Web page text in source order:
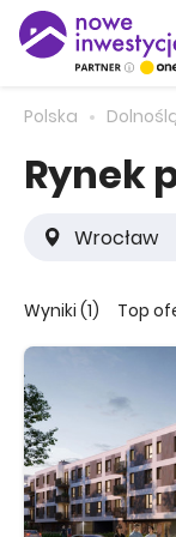
Polska
Rynek
Wyniki (1) Top